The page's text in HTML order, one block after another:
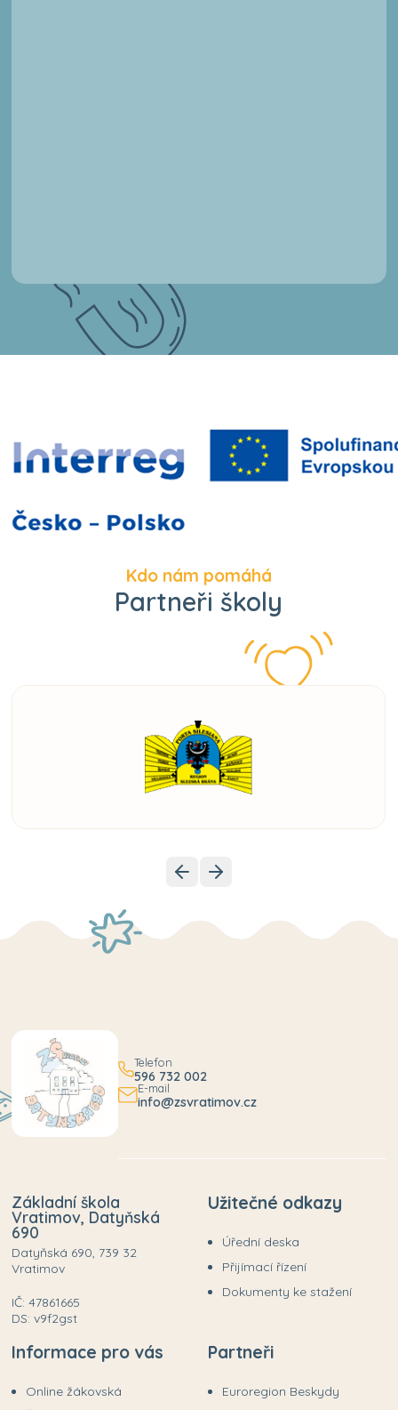
Kdo nám pomáhá
Partneři školy
Telefon
596 732 002
E-mail
info@zsvratimov.cz
Základní škola
Vratimov, Datyňská
690
Datyňská 690, 739 32
Vratimov
IČ: 47861665
DS: v9f2gst
Užitečné odkazy
Úřední deska
Přijímací řízení
Dokumenty ke stažení
Informace pro vás
Online žákovská
Partneři
Euroregion Beskydy